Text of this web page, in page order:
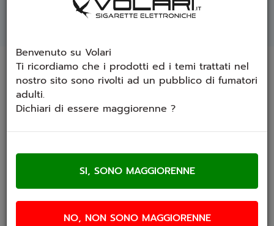
Prodotti che ti potrebbero interessare
Benvenuto su Volari
Ti ricordiamo che i prodotti ed i temi trattati nel
nostro sito sono rivolti ad un pubblico di fumatori
adulti.
Dichiari di essere maggiorenne ?
NO, NON SONO MAGGIORENNE